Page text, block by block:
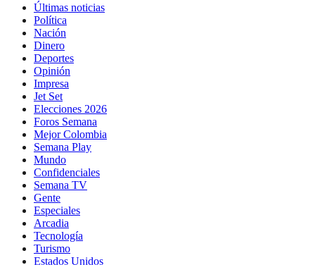
Últimas noticias
Política
Nación
Dinero
Deportes
Opinión
Impresa
Jet Set
Elecciones 2026
Foros Semana
Mejor Colombia
Semana Play
Mundo
Confidenciales
Semana TV
Gente
Especiales
Arcadia
Tecnología
Turismo
Estados Unidos